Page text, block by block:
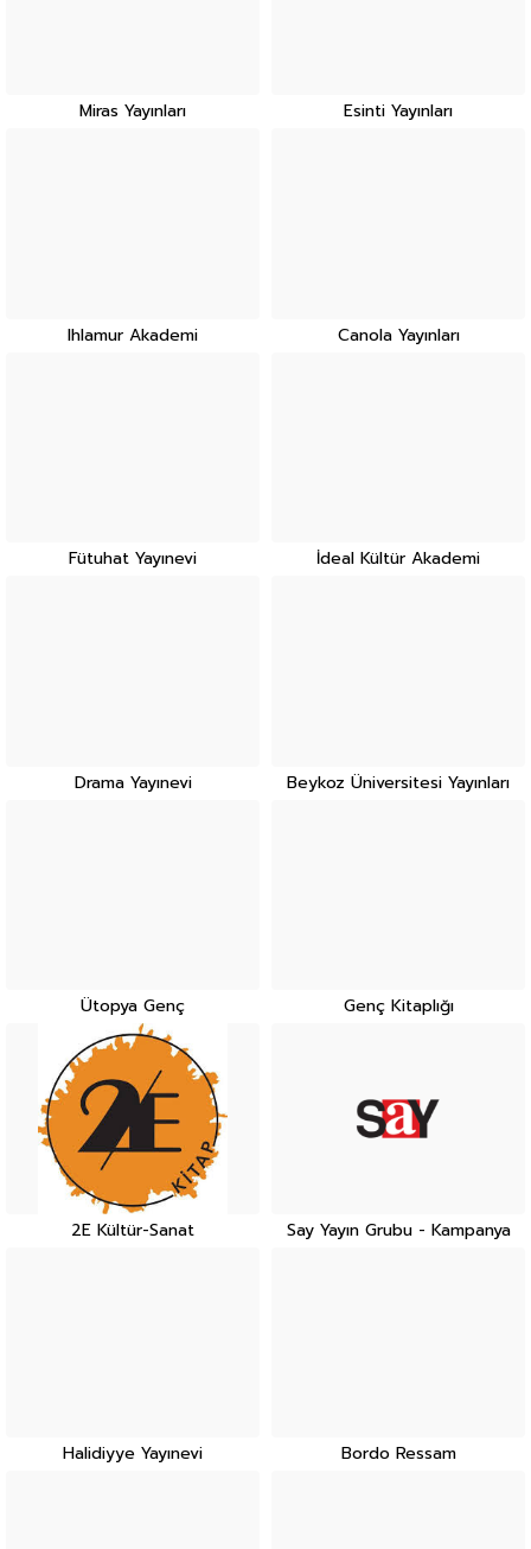
Miras Yayınları Esinti Yayınları
Ihlamur Akademi Canola Yayınları
Fütuhat Yayınevi İdeal Kültür Akademi
Drama Yayınevi Beykoz Üniversitesi Yayınları
Ütopya Genç Genç Kitaplığı
2E Kültür-Sanat Say Yayın Grubu - Kampanya
Halidiyye Yayınevi Bordo Ressam